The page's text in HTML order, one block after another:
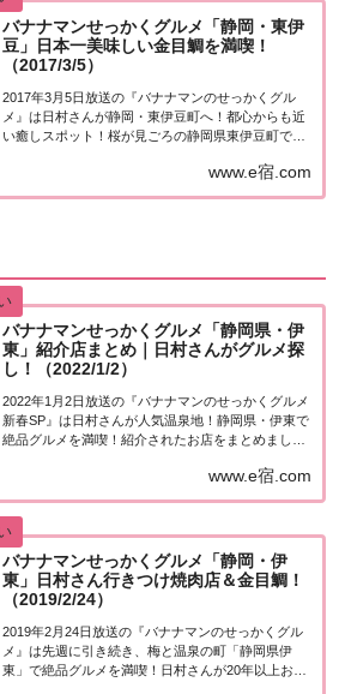
バナナマンせっかくグルメ「静岡・東伊
豆」日本一美味しい金目鯛を満喫！
（2017/3/5）
2017年3月5日放送の『バナナマンのせっかくグル
メ』は日村さんが静岡・東伊豆町へ！都心からも近
い癒しスポット！桜が見ごろの静岡県東伊豆町でグ
「せっかくこの町に来たなら食べたほうがいいグル
メは何ですか？」日本全国でバナナマン日村さんが
www.e宿.com
バナナマンせっかくグルメ「静岡県・伊
東」紹介店まとめ｜日村さんがグルメ探
し！（2022/1/2）
2022年1月2日放送の『バナナマンのせっかくグルメ
新春SP』は日村さんが人気温泉地！静岡県・伊東で
絶品グルメを満喫！紹介されたお店をまとめまし
でグルメ探し地元の人に「せっかくこの町に来たな
ら食べたほうがいいグルメは何ですか？」と聞き...
www.e宿.com
バナナマンせっかくグルメ「静岡・伊
東」日村さん行きつけ焼肉店＆金目鯛！
（2019/2/24）
2019年2月24日放送の『バナナマンのせっかくグル
メ』は先週に引き続き、梅と温泉の町「静岡県伊
東」で絶品グルメを満喫！日村さんが20年以上お忍